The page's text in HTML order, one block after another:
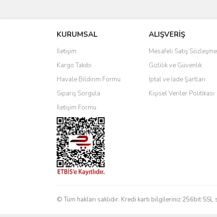
Ürün resmi kalitesiz, bozuk veya
Ürün açıklamasında eksik bilgiler bulunuyor.
Ürün bilgilerinde hatalar bulunuyor.
Ürün fiyatı diğer sitelerden daha pahalı.
Bu ürüne benzer farklı alternatifler olmalı.
KURUMSAL
İletişim
Kargo Takibi
Havale Bildirim Formu
Sipariş Sorgula
İletişim Formu
ALIŞVERİŞ
Mesafeli Satış
Gizlilik ve Güvenlik
İptal ve İade Şartları
Kişisel Veriler Politikası
© Tüm hakları saklıdır. Kredi kartı bilgileriniz 256bit SSL